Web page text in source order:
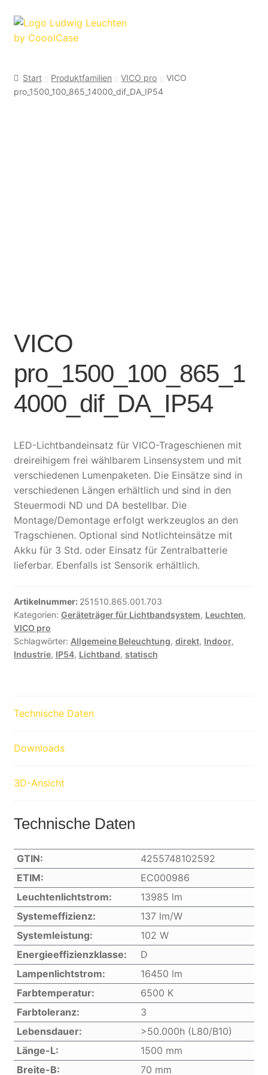
Zur
Navigation
Zum
Inhalt
Start Produktfamilien VICO pro
VICO
pro_1500_100_865_14000_dif_DA_IP54
VICO
pro_1500_100_865_1
4000_dif_DA_IP54
LED-Lichtbandeinsatz für VICO-Trageschienen mit
dreireihigem frei wählbarem Linsensystem und mit
verschiedenen Lumenpaketen. Die Einsätze sind in
verschiedenen Längen erhältlich und sind in den
Steuermodi ND und DA bestellbar. Die
Montage/Demontage erfolgt werkzeuglos an den
Tragschienen. Optional sind Notlichteinsätze mit
Akku für 3 Std. oder Einsatz für Zentralbatterie
lieferbar. Ebenfalls ist Sensorik erhältlich.
Artikelnummer: 251510.865.001.703
Kategorien: Geräteträger für Lichtbandsystem, Leuchten,
VICO pro
Schlagwörter: Allgemeine Beleuchtung, direkt, Indoor,
Industrie, IP54, Lichtband, statisch
Technische Daten
Downloads
3D-Ansicht
Technische Daten
GTIN:
4255748102592
ETIM:
EC000986
Leuchtenlichtstrom:
13985 lm
Systemeffizienz:
137 lm/W
Systemleistung:
102 W
Energieeffizienzklasse:
D
Lampenlichtstrom:
16450 lm
Farbtemperatur:
6500 K
Farbtoleranz:
3
Lebensdauer:
>50.000h (L80/B10)
Länge-L:
1500 mm
Breite-B:
70 mm